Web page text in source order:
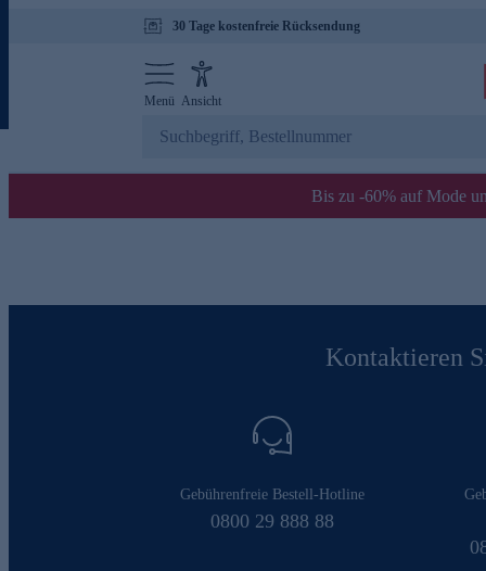
30 Tage kostenfreie Rücksendung
Menü Ansicht
Bis zu -60% auf Mode
Kontaktieren
Gebührenfreie Bestell-Hotline
0800 29 888 88